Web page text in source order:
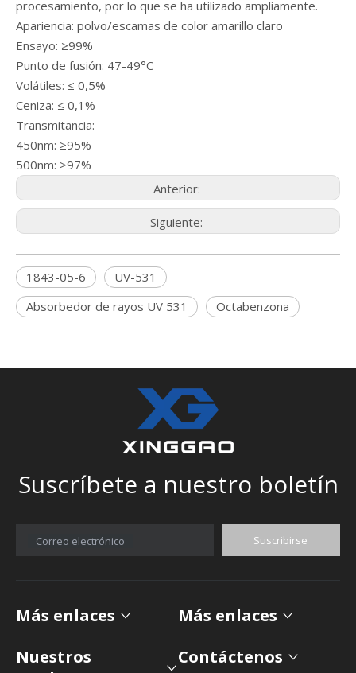
procesamiento, por lo que se ha utilizado ampliamente.
Apariencia: polvo/escamas de color amarillo claro
Ensayo: ≥99%
Punto de fusión: 47-49°C
Volátiles: ≤ 0,5%
Ceniza: ≤ 0,1%
Transmitancia:
450nm: ≥95%
500nm: ≥97%
Anterior:
Siguiente:
1843-05-6
UV-531
Absorbedor de rayos UV 531
Octabenzona
Suscríbete a nuestro boletín
Correo electrónico Suscribirse
Más enlaces
Más enlaces
Nuestros
Contáctenos